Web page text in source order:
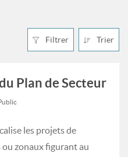
Filtrer Trier
Plan de Secteur
les projets de
zonaux figurant au